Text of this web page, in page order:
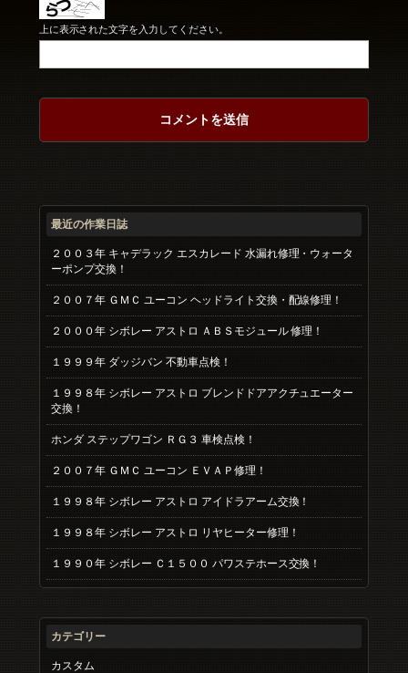
上に表示された文字を入力してください。
最近の作業日誌
２００３年 キャデラック エスカレード 水漏れ修理・ウォータ
ーポンプ交換！
２００７年 ＧＭＣ ユーコン ヘッドライト交換・配線修理！
２０００年 シボレー アストロ ＡＢＳモジュール 修理！
１９９９年 ダッジバン 不動車点検！
１９９８年 シボレー アストロ ブレンドドアアクチュエーター
交換！
ホンダ ステップワゴン ＲＧ３ 車検点検！
２００７年 ＧＭＣ ユーコン ＥＶＡＰ修理！
１９９８年 シボレー アストロ アイドラアーム交換！
１９９８年 シボレー アストロ リヤヒーター修理！
１９９０年 シボレー Ｃ１５００ パワステホース交換！
カテゴリー
カスタム